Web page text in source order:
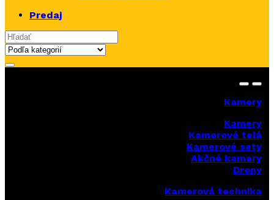
Predaj
Search for:
Kamery
Kamery
Kamerové telá
Kamerové sety
Akčné kamery
Drony
Kamerová technika